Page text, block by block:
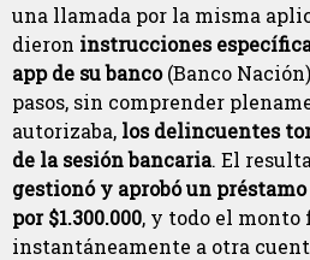
una llamada por la misma
dieron instrucciones
app de su banco(Banco
pasos, sin comprender
autorizaba, los delincuentes
de la sesión bancaria. El
gestionó y aprobó un
por $1.300.000, y todo el
instantáneamente a otra